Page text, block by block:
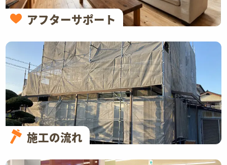
アフターサポート
施工の流れ